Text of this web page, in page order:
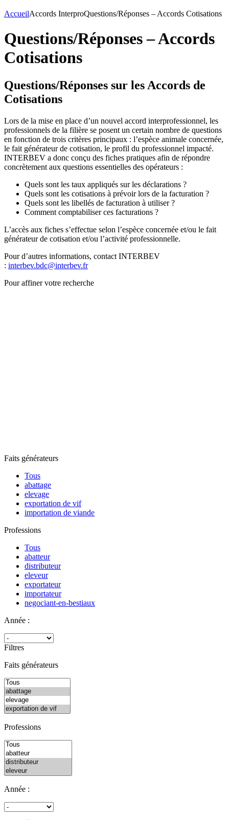
AccueilAccords InterproQuestions/Réponses – Accords Cotisations
Questions/Réponses – Accords
Cotisations
Questions/Réponses sur les Accords de
Cotisations
Lors de la mise en place d’un nouvel accord interprofessionnel, les
professionnels de la filière se posent un certain nombre de questions
en fonction de trois critères principaux : l’espèce animale concernée,
le fait générateur de cotisation, le profil du professionnel impacté.
INTERBEV a donc conçu des fiches pratiques afin de répondre
concrètement aux questions essentielles des opérateurs :
Quels sont les taux appliqués sur les déclarations ?
Quels sont les cotisations à prévoir lors de la facturation ?
Quels sont les libellés de facturation à utiliser ?
Comment comptabiliser ces facturations ?
L’accès aux fiches s’effectue selon l’espèce concernée et/ou le fait
générateur de cotisation et/ou l’activité professionnelle.
Pour d’autres informations, contact INTERBEV
: interbev.bdc@interbev.fr
Pour affiner votre recherche
Faits générateurs
Tous
abattage
elevage
exportation de vif
importation de viande
Professions
Tous
abatteur
distributeur
eleveur
exportateur
importateur
negociant-en-bestiaux
Année :
Filtres
Faits générateurs
Professions
Année :